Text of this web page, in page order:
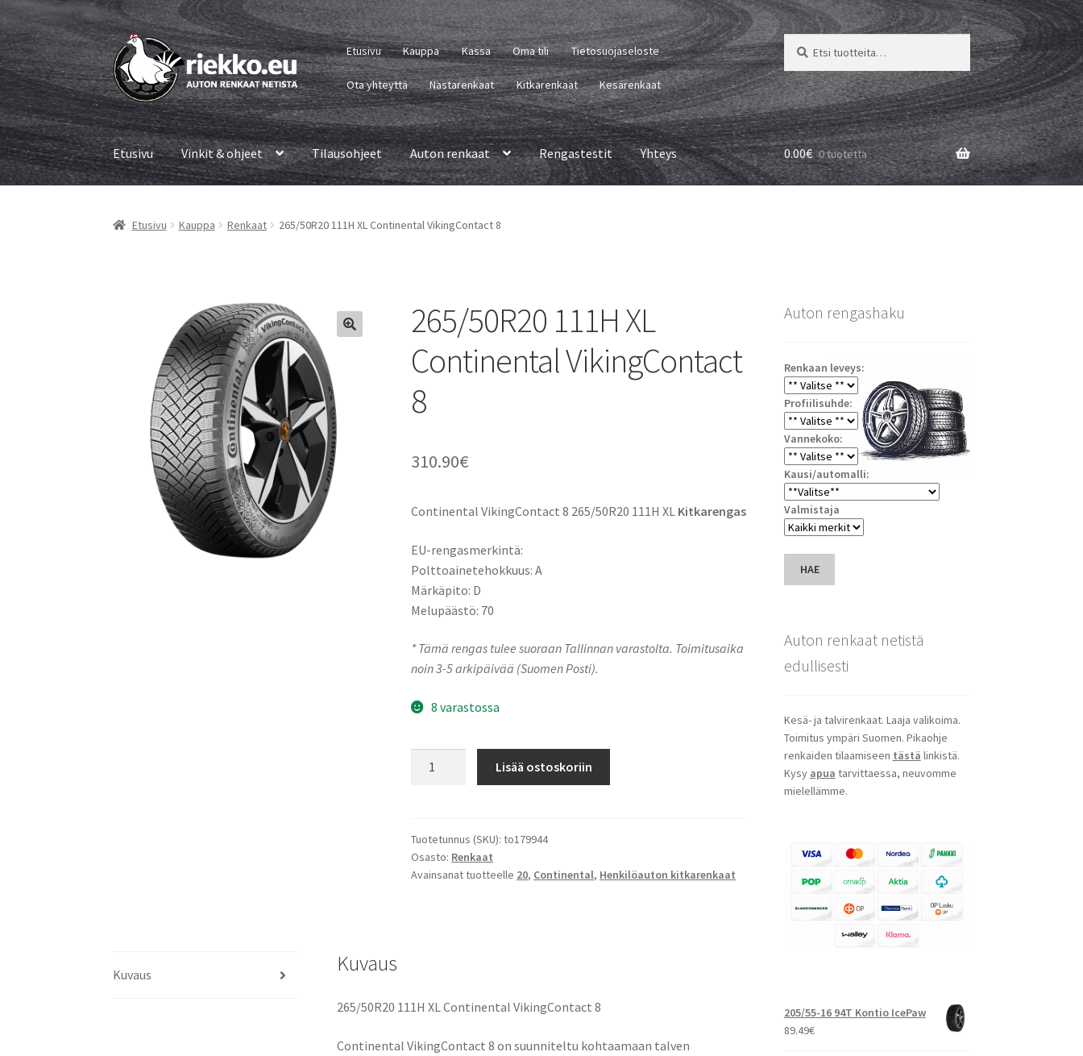
Siirry
navigointiin
Siirry
sisältöön
Etusivu Kauppa Kassa Oma tili Tietosuojaseloste
Ota yhteyttä Nastarenkaat Kitkarenkaat Kesärenkaat
Etsi:
Haku
Etusivu Vinkit & ohjeet Tilausohjeet Auton renkaat Rengastestit Yhteys 0.00€ 0 tuotetta
Etusivu Kauppa Renkaat 265/50R20 111H XL Continental VikingContact 8
265/50R20 111H XL
Continental VikingContact
8
310.90€
Continental VikingContact 8 265/50R20 111H XL Kitkarengas
EU-rengasmerkintä:
Polttoainetehokkuus: A
Märkäpito: D
Melupäästö: 70
* Tämä rengas tulee suoraan Tallinnan varastolta. Toimitusaika
noin 3-5 arkipäivää (Suomen Posti).
8 varastossa
VikingContact
8
määrä
Lisää ostoskoriin
Tuotetunnus (SKU):to179944
Osasto: Renkaat
Avainsanat tuotteelle 20, Continental, Henkilöauton kitkarenkaat
Kuvaus Kuvaus
265/50R20 111H XL Continental VikingContact 8
Continental VikingContact 8 on suunniteltu kohtaamaan talven
Auton rengashaku
Renkaan leveys:
Profiilisuhde:
Vannekoko:
Kausi/automalli:
Valmistaja
HAE
Auton renkaat netistä
edullisesti
Kesä- ja talvirenkaat. Laaja valikoima.
Toimitus ympäri Suomen. Pikaohje
renkaiden tilaamiseen tästä linkistä.
Kysy apua tarvittaessa, neuvomme
mielellämme.
205/55-16 94T Kontio IcePaw
89.49€